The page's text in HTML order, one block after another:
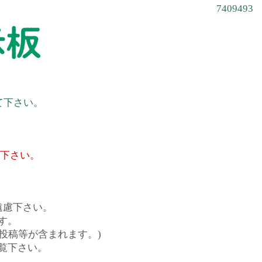
7409493
さい。
さい。
下さい。
。
稿等が含まれます。)
下さい。